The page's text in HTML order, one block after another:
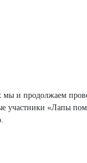
мы и продолжаем
участники «Лапы